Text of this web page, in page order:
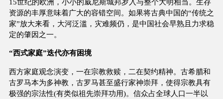
15世纪的欧洲，小小的威尼斯城邦岁入与整个大明相当。生存
资源的丰厚意味着广大的容错空间。如果将古典中国的“传统之
家”放大来看，大河泛滥，灾难频仍，是中国社会早熟且力求稳
定的肇因之一。
“西式家庭”迭代亦有困境
西方家庭观念演变，一在宗教救赎，二在契约精神。古希腊和
古罗马本为多神教，古罗马甚至盛行家神崇拜，使得宗教具有
极强的宗法性(有类似祖先崇拜功用)。信众占全球人口一半以